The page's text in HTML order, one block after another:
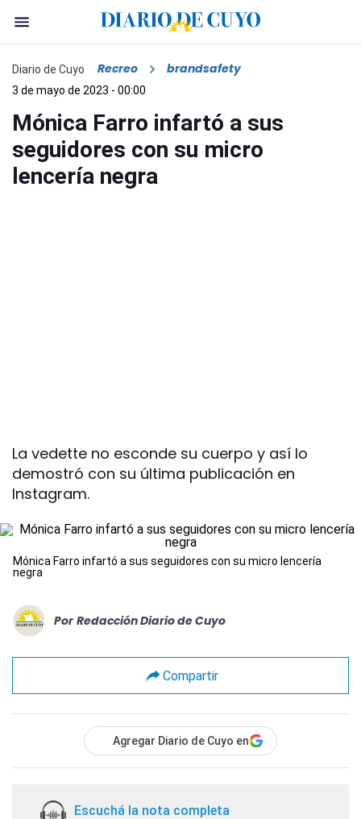
Diario de Cuyo Recreo brandsafety
3 de mayo de 2023 - 00:00
Mónica Farro infartó a sus
seguidores con su micro
lencería negra
La vedette no esconde su cuerpo y así lo
demostró con su última publicación en
Instagram.
Mónica Farro infartó a sus seguidores con su micro lencería
negra
Por Redacción Diario de Cuyo
Compartir
Agregar Diario de Cuyo en
Escuchá la nota completa